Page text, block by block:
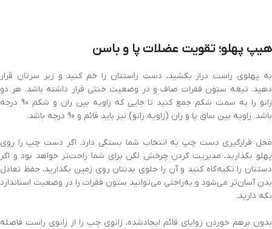
هیپ پهلو؛ تقویت عضلات پا و باسن
به پهلوی راست دراز بکشید، دست راستتان را خم کنید و زیر سرتان قرار
دهید. تیغه ستون فقرات صاف و در وضعیت خنثی قرار داشته باشد. هر دو
زانو را به سمت شکم جمع کنید تا جایی که زاویه بین ران و شکم 90 درجه
باشد. زاویه بین ساق پا و ران (زاویه زانو) نیز باید قائم و 90 درجه باشد.
محل قرارگیری دست چپ به انتخاب شما بستگی دارد. اگر دست چپ را روی
پهلو بگذارید، مدیریت کردن چرخش لگن برای شما راحت‌تر خواهد بود و اگر
دستتان را تکیه‌گاه کنید و آن را جلوی بدنتان روی زمین بگذارید، حفظ تعادل
بدن آسان‌تر می‌شود و به‌راحتی می‌توانید ستون فقرات را در وضعیت استاندارد
نگه دارید.
بدون برهم خوردن زوایای قائم ایجادشده، زانوی چپ را از زانوی راست فاصله